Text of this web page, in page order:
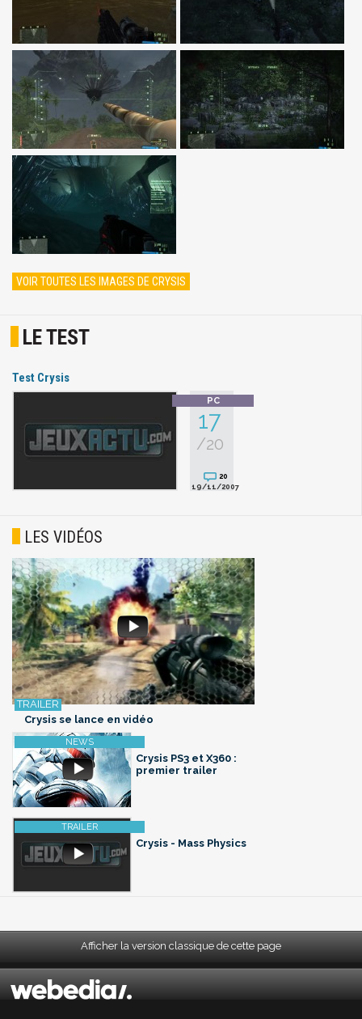
VOIR TOUTES LES IMAGES DE CRYSIS
LE TEST
Test Crysis
17
/20
20
19/11/2007
LES VIDÉOS
Crysis se lance en vidéo
Crysis PS3 et X360 :
premier trailer
Crysis - Mass Physics
Afficher la version classique de cette page